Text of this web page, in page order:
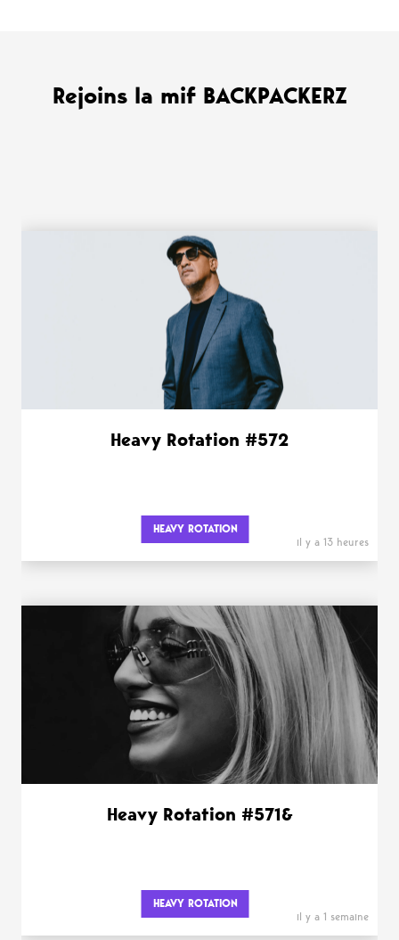
Rejoins la mif BACKPACKERZ
WANT MORE ?
Heavy Rotation #572
HEAVY ROTATION
il y a 13 heures
Heavy Rotation #571&
HEAVY ROTATION
il y a 1 semaine